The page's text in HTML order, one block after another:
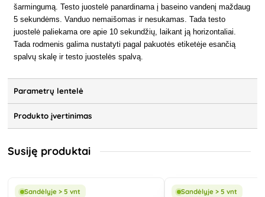
šarmingumą. Testo juostelė panardinama į baseino vandenį maždaug
5 sekundėms. Vanduo nemaišomas ir nesukamas. Tada testo
juostelė paliekama ore apie 10 sekundžių, laikant ją horizontaliai.
Tada rodmenis galima nustatyti pagal pakuotės etiketėje esančią
spalvų skalę ir testo juostelės spalvą.
Parametrų lentelė
Produkto įvertinimas
Susiję produktai
Sandėlyje > 5 vnt
Sandėlyje > 5 vnt